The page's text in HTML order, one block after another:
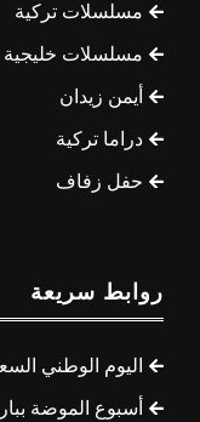
مسلسلات تركية
مسلسلات خليجية
أيمن زيدان
دراما تركية
حفل زفاف
روابط سريعة
اليوم الوطني
أسبوع الموضة